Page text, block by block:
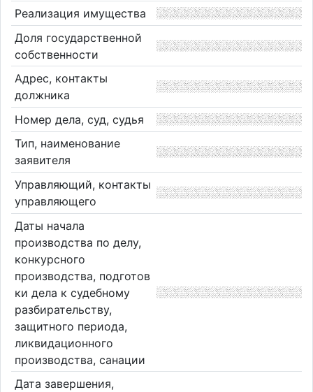
Реализация имущества
Доля государственной
собственности
Адрес, контакты
должника
Номер дела, суд, судья
Тип, наименование
заявителя
Управляющий, контакты
управляющего
Даты начала
производства по делу,
конкурсного
производства, подготов
ки дела к судебному
разбирательству,
защитного периода,
ликвидационного
производства, санации
Дата завершения,